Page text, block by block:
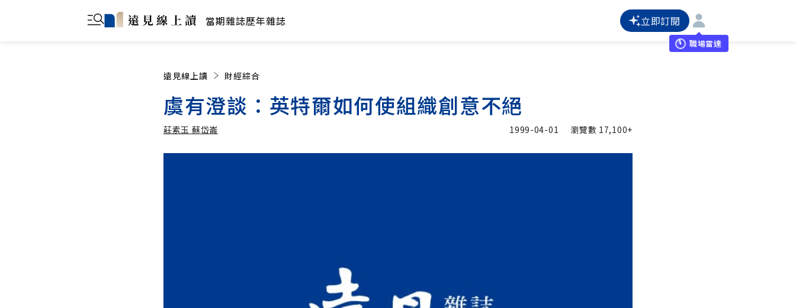
當期雜誌歷年雜誌 立即訂閱
職場雷達
遠見線上讀 財經綜合
虞有澄談：英特爾如何使組織創意不絕
莊素玉 蘇岱崙 1999-04-01 瀏覽數 17,100+